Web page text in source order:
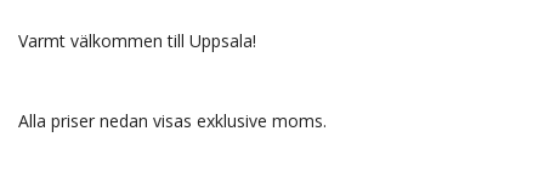
Varmt välkommen till Uppsala!
Alla priser nedan visas exklusive moms.